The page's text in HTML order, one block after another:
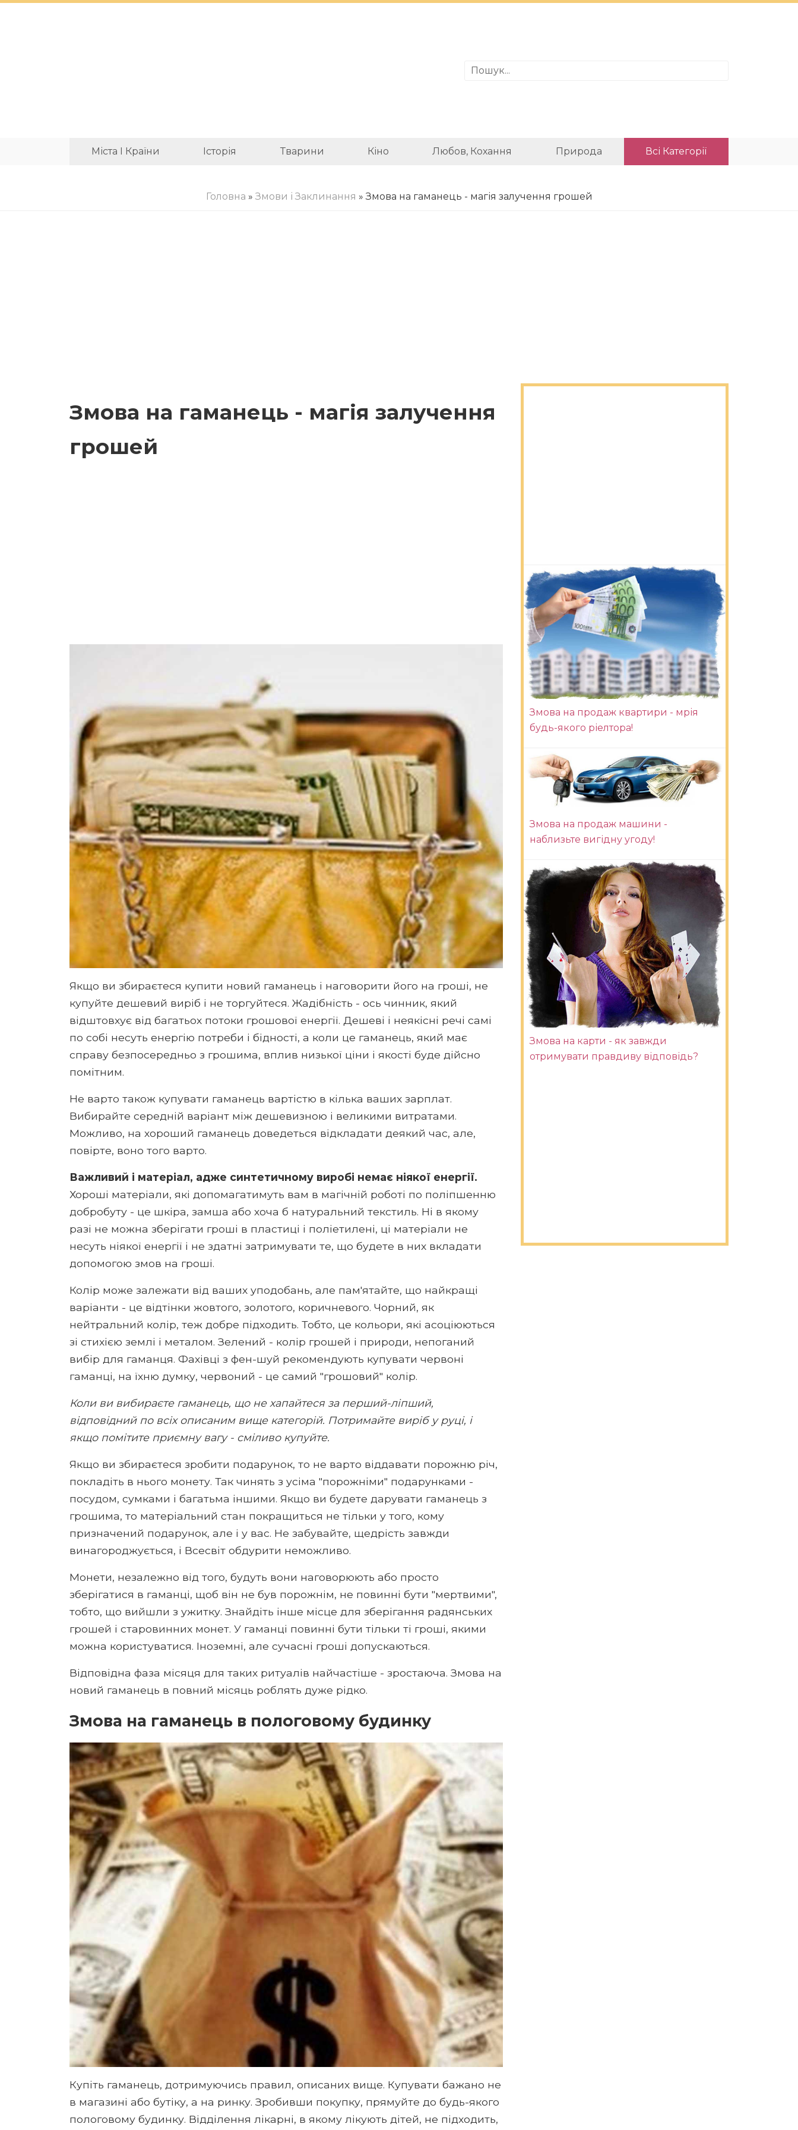
Міста І Країни Історія Тварини Кіно Любов, Кохання Природа Всі Категорії
Головна » Змови і Заклинання » Змова на гаманець - магія залучення грошей
Змова на гаманець - магія залучення
грошей
Якщо ви збираєтеся купити новий гаманець і наговорити його на гроші, не
купуйте дешевий виріб і не торгуйтеся. Жадібність - ось чинник, який
відштовхує від багатьох потоки грошової енергії. Дешеві і неякісні речі самі
по собі несуть енергію потреби і бідності, а коли це гаманець, який має
справу безпосередньо з грошима, вплив низької ціни і якості буде дійсно
помітним.
Не варто також купувати гаманець вартістю в кілька ваших зарплат.
Вибирайте середній варіант між дешевизною і великими витратами.
Можливо, на хороший гаманець доведеться відкладати деякий час, але,
повірте, воно того варто.
Важливий і матеріал, адже синтетичному виробі немає ніякої енергії.
Хороші матеріали, які допомагатимуть вам в магічній роботі по поліпшенню
добробуту - це шкіра, замша або хоча б натуральний текстиль. Ні в якому
разі не можна зберігати гроші в пластиці і поліетилені, ці матеріали не
несуть ніякої енергії і не здатні затримувати те, що будете в них вкладати
допомогою змов на гроші.
Колір може залежати від ваших уподобань, але пам'ятайте, що найкращі
варіанти - це відтінки жовтого, золотого, коричневого. Чорний, як
нейтральний колір, теж добре підходить. Тобто, це кольори, які асоціюються
зі стихією землі і металом. Зелений - колір грошей і природи, непоганий
вибір для гаманця. Фахівці з фен-шуй рекомендують купувати червоні
гаманці, на їхню думку, червоний - це самий "грошовий" колір.
Коли ви вибираєте гаманець, що не хапайтеся за перший-ліпший,
відповідний по всіх описаним вище категорій. Потримайте виріб у руці, і
якщо помітите приємну вагу - сміливо купуйте.
Якщо ви збираєтеся зробити подарунок, то не варто віддавати порожню річ,
покладіть в нього монету. Так чинять з усіма "порожніми" подарунками -
посудом, сумками і багатьма іншими. Якщо ви будете дарувати гаманець з
грошима, то матеріальний стан покращиться не тільки у того, кому
призначений подарунок, але і у вас. Не забувайте, щедрість завжди
винагороджується, і Всесвіт обдурити неможливо.
Монети, незалежно від того, будуть вони наговорюють або просто
зберігатися в гаманці, щоб він не був порожнім, не повинні бути "мертвими",
тобто, що вийшли з ужитку. Знайдіть інше місце для зберігання радянських
грошей і старовинних монет. У гаманці повинні бути тільки ті гроші, якими
можна користуватися. Іноземні, але сучасні гроші допускаються.
Відповідна фаза місяця для таких ритуалів найчастіше - зростаюча. Змова на
новий гаманець в повний місяць роблять дуже рідко.
Змова на гаманець в пологовому будинку
Купіть гаманець, дотримуючись правил, описаних вище. Купувати бажано не
в магазині або бутіку, а на ринку. Зробивши покупку, прямуйте до будь-якого
пологовому будинку. Відділення лікарні, в якому лікують дітей, не підходить,
Змова на продаж квартири - мрія
будь-якого ріелтора!
Змова на продаж машини -
наблизьте вигідну угоду!
Змова на карти - як завжди
отримувати правдиву відповідь?